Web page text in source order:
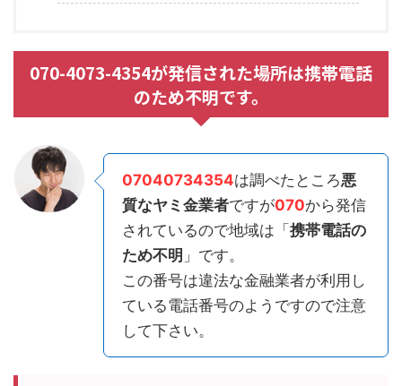
070-4073-4354が発信された場所は携帯電話
のため不明です。
07040734354は調べたところ悪
質なヤミ金業者ですが070から発信
されているので地域は「 携帯電話の
ため不明 」です。
この番号は違法な金融業者が利用し
ている電話番号のようですので注意
して下さい。